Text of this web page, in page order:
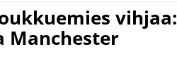
vihjaa:
Manchester